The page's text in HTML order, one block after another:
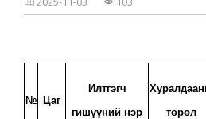
ХУРАЛДААНЫ МЭДЭЭЛЭЛ
ШИЙДВЭРИЙН ЭМХЭТГЭЛ
2024
ХУУЛЬ
ЗАСГИЙН ГАЗРЫН ТОГТООЛ
САХИЛГЫН ХОРООНЫ ДҮРЭМ,
ИРГЭН ТАНД
ӨРГӨДӨЛ, МЭДЭЭЛЭЛ ХЭРХЭН
ШҮҮГЧИЙН САХИЛГА, ХАРИУЦЛАГА
№ Цаг
Илтгэгч
гишүүний нэр
төрөл